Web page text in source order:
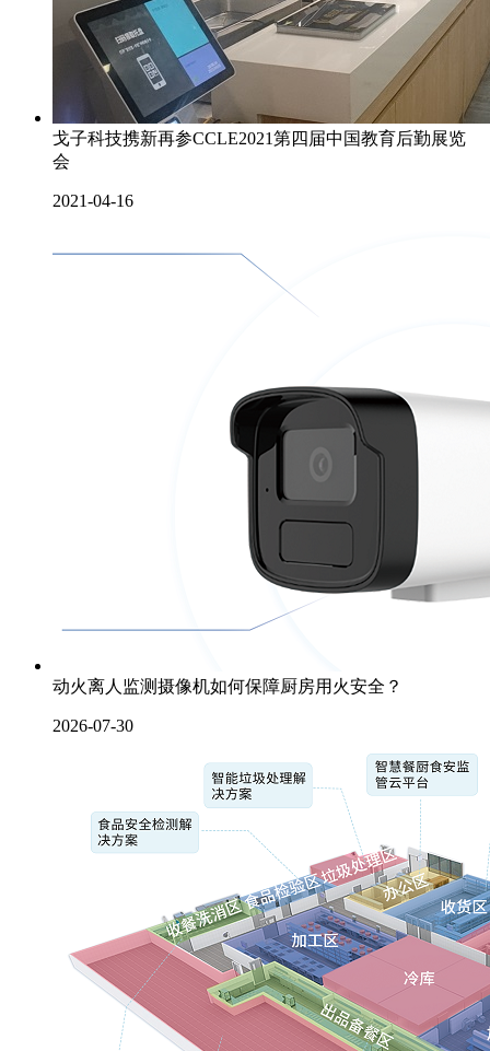
戈子科技携新再参CCLE2021第四届中国教育后勤展览
会
2021-04-16
动火离人监测摄像机如何保障厨房用火安全？
2026-07-30